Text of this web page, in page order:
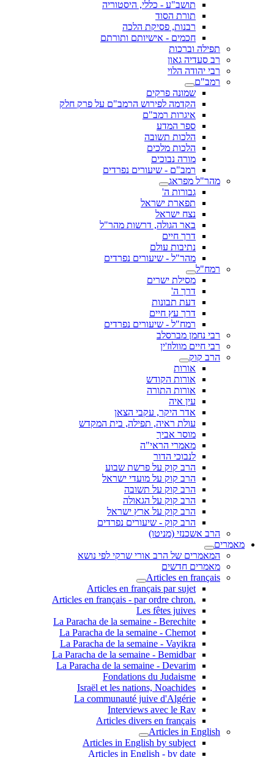
תושב"ע - כללי, היסטוריה
תורת הסוד
רבנות, פסיקת הלכה
חכמים - אישיותם ותורתם
תפילה וברכות
רב סעדיה גאון
רבי יהודה הלוי
רמב"ם
שמונה פרקים
הקדמה לפירוש הרמב"ם על פרק חלק
איגרות רמב"ם
ספר המדע
הלכות תשובה
הלכות מלכים
מורה נבוכים
רמב"ם - שיעורים נפרדים
מהר"ל מפראג
גבורות ה'
תפארת ישראל
נצח ישראל
באר הגולה, דרשות מהר"ל
דרך חיים
נתיבות עולם
מהר"ל - שיעורים נפרדים
רמח"ל
מסילת ישרים
דרך ה'
דעת תבונות
דרך עץ חיים
רמח"ל - שיעורים נפרדים
רבי נחמן מברסלב
רבי חיים מוולוז'ין
הרב קוק
אורות
אורות הקודש
אורות התורה
עין איה
אדר היקר, עקבי הצאן
עולת ראיה, תפילה, בית המקדש
מוסר אביך
מאמרי הראי"ה
לנבוכי הדור
הרב קוק על פרשת שבוע
הרב קוק על מועדי ישראל
הרב קוק על תשובה
הרב קוק על הגאולה
הרב קוק על ארץ ישראל
הרב קוק - שיעורים נפרדים
הרב אשכנזי (מניטו)
מאמרים
המאמרים של הרב אורי שרקי לפי נושא
מאמרים חדשים
Articles en français
Articles en français par sujet
.Articles en français - par ordre chron
Les fêtes juives
La Paracha de la semaine - Berechite
La Paracha de la semaine - Chemot
La Paracha de la semaine - Vayikra
La Paracha de la semaine - Bemidbar
La Paracha de la semaine - Devarim
Fondations du Judaisme
Israël et les nations, Noachides
La communauté juive d'Algérie
Interviews avec le Rav
Articles divers en français
Articles in English
Articles in English by subject
Articles in English - by date